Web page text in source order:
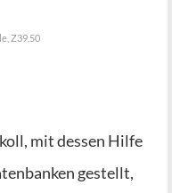
Z39.50
mit des­sen Hil­fe
gestellt,